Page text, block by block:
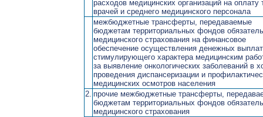
расходов медицинских организаций на оплату
врачей и среднего медицинского персонала
межбюджетные трансферты, передаваемые
бюджетам территориальных фондов
медицинского страхования на финансовое
обеспечение осуществления денежных выплат
стимулирующего характера медицинским
за выявление онкологических заболеваний в
проведения диспансеризации и
медицинских осмотров населения
2. прочие межбюджетные трансферты,
бюджетам территориальных фондов
медицинского страхования